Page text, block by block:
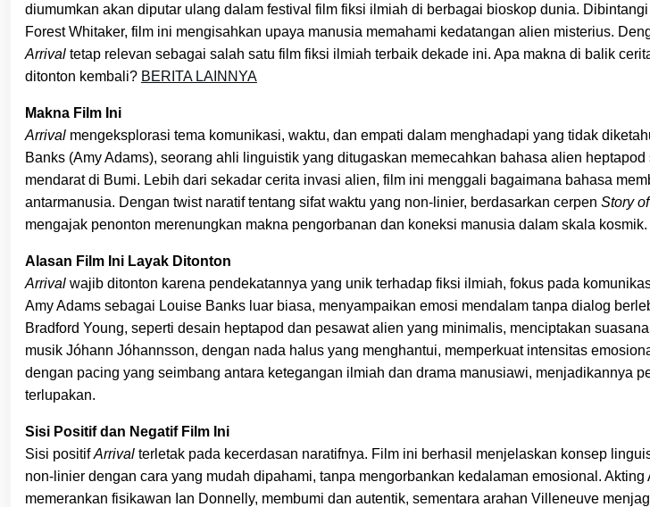
diumumkan akan diputar ulang dalam festival film fiksi ilmiah di berbagai bioskop dunia.
Forest Whitaker, film ini mengisahkan upaya manusia memahami kedatangan alien misterius.
Arrival tetap relevan sebagai salah satu film fiksi ilmiah terbaik dekade ini. Apa makna di balik
ditonton kembali? BERITA LAINNYA
Makna Film Ini
Arrival mengeksplorasi tema komunikasi, waktu, dan empati dalam menghadapi yang tidak
Banks (Amy Adams), seorang ahli linguistik yang ditugaskan memecahkan bahasa alien
mendarat di Bumi. Lebih dari sekadar cerita invasi alien, film ini menggali bagaimana bahasa
antarmanusia. Dengan twist naratif tentang sifat waktu yang non-linier, berdasarkan cerpen Story
mengajak penonton merenungkan makna pengorbanan dan koneksi manusia dalam skala kosmik.
Alasan Film Ini Layak Ditonton
Arrival wajib ditonton karena pendekatannya yang unik terhadap fiksi ilmiah, fokus pada
Amy Adams sebagai Louise Banks luar biasa, menyampaikan emosi mendalam tanpa dialog
Bradford Young, seperti desain heptapod dan pesawat alien yang minimalis, menciptakan
musik Jóhann Jóhannsson, dengan nada halus yang menghantui, memperkuat intensitas
dengan pacing yang seimbang antara ketegangan ilmiah dan drama manusiawi, menjadikannya
terlupakan.
Sisi Positif dan Negatif Film Ini
Sisi positifArrival terletak pada kecerdasan naratifnya. Film ini berhasil menjelaskan konsep
non-linier dengan cara yang mudah dipahami, tanpa mengorbankan kedalaman emosional. Akting
memerankan fisikawan Ian Donnelly, membumi dan autentik, sementara arahan Villeneuve